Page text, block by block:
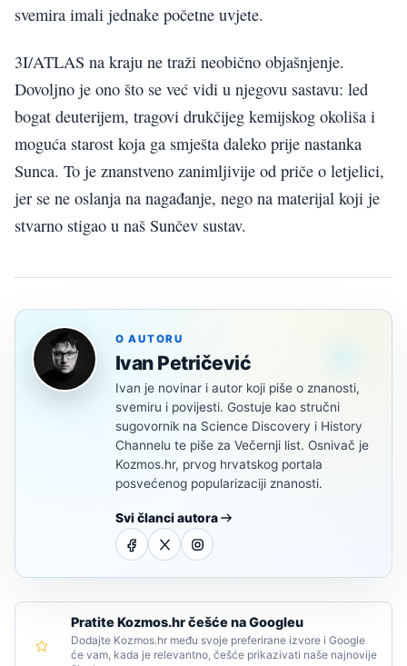
svemira imali jednake početne uvjete.
3I/ATLAS na kraju ne traži neobično objašnjenje.
Dovoljno je ono što se već vidi u njegovu sastavu: led
bogat deuterijem, tragovi drukčijeg kemijskog okoliša i
moguća starost koja ga smješta daleko prije nastanka
Sunca. To je znanstveno zanimljivije od priče o letjelici,
jer se ne oslanja na nagađanje, nego na materijal koji je
stvarno stigao u naš Sunčev sustav.
O AUTORU
Ivan Petričević
Ivan je novinar i autor koji piše o znanosti,
svemiru i povijesti. Gostuje kao stručni
sugovornik na Science Discovery i History
Channelu te piše za Večernji list. Osnivač je
Kozmos.hr, prvog hrvatskog portala
posvećenog popularizaciji znanosti.
Svi članci autora
Pratite Kozmos.hr češće na Googleu
Dodajte Kozmos.hr među svoje preferirane izvore i Google
će vam, kada je relevantno, češće prikazivati naše najnovije